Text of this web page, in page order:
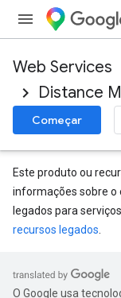
Web Services
Distance
Começar
Este produto ou
informações sobre o
legados para
recursos legados
O Google usa